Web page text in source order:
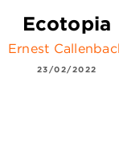
Ecotopia
Ernest
23/02/2022